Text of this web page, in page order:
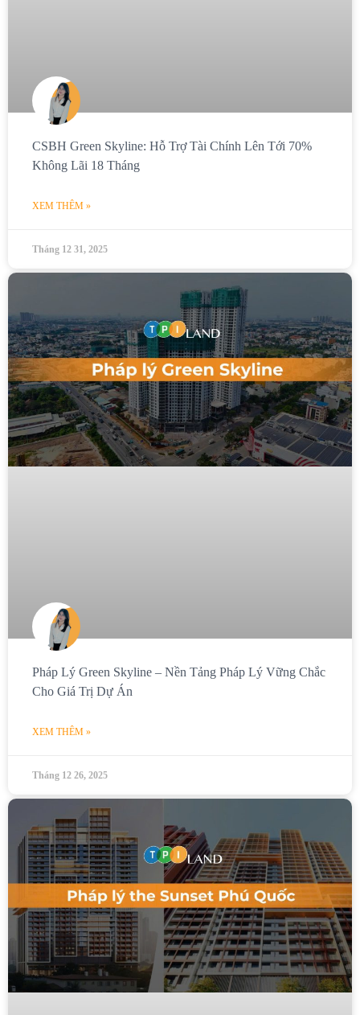
CSBH Green Skyline: Hỗ Trợ Tài Chính Lên Tới 70%
Không Lãi 18 Tháng
XEM THÊM »
Tháng 12 31, 2025
Pháp Lý Green Skyline – Nền Tảng Pháp Lý Vững Chắc
Cho Giá Trị Dự Án
XEM THÊM »
Tháng 12 26, 2025